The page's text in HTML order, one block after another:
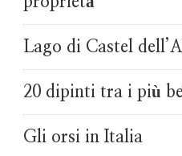
Lago di Castel
20 dipinti tra i più
Gli orsi in Italia